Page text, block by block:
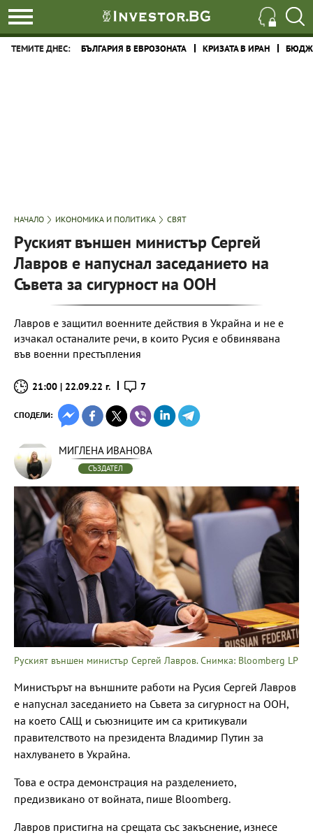
ТЕМИТЕ ДНЕС: БЪЛГАРИЯ В ЕВРОЗОНАТА КРИЗАТА В ИРАН
НАЧАЛО ИКОНОМИКА И ПОЛИТИКА СВЯТ
Руският външен министър Сергей
Лавров е напуснал заседанието на
Съвета за сигурност на ООН
Лавров е защитил военните действия в Украйна и не е
изчакал останалите речи, в които Русия е обвинявана
във военни престъпления
21:00 | 22.09.22 г. 7
СПОДЕЛИ:
МИГЛЕНА ИВАНОВА
СЪЗДАТЕЛ
Руският външен министър Сергей Лавров. Снимка: Bloomberg LP
Министърът на външните работи на Русия Сергей Лавров
е напуснал заседанието на Съвета за сигурност на ООН,
на което САЩ и съюзниците им са критикували
правителството на президента Владимир Путин за
нахлуването в Украйна.
Това е остра демонстрация на разделението,
предизвикано от войната, пише Bloomberg.
Лавров пристигна на срещата със закъснение, изнесе